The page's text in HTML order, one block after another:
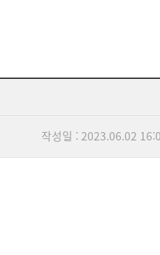
작성일 : 2023.06.02